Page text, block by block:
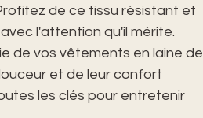
de ce tissu résistant et
l'attention qu'il mérite.
de vos vêtements en laine de
et de leur confort
les clés pour entretenir